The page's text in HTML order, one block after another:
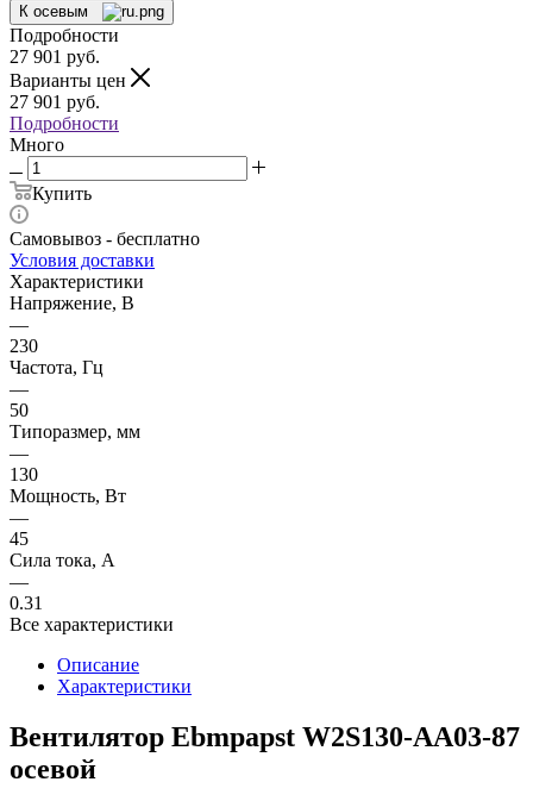
К осевым
Подробности
27 901 руб.
Варианты цен
27 901 руб.
Подробности
Много
Купить
Самовывоз - бесплатно
Условия доставки
Характеристики
Напряжение, В
—
230
Частота, Гц
—
50
Типоразмер, мм
—
130
Мощность, Вт
—
45
Сила тока, A
—
0.31
Все характеристики
Описание
Характеристики
Вентилятор Ebmpapst W2S130-AA03-87
осевой